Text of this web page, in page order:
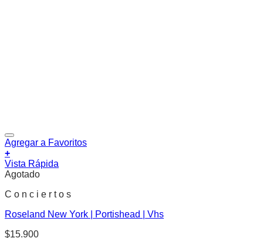
Agregar a Favoritos
+
Vista Rápida
Agotado
C o n c i e r t o s
Roseland New York | Portishead | Vhs
$15.900